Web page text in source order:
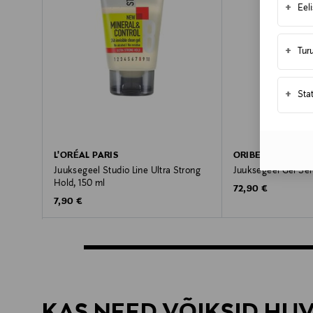
+
+
+
L'ORÉAL PARIS
Juuksegeel Studio Line Ultra Strong
Hold, 150 ml
Original Price
7,90 €
ORIBE
Juuksegeel Gel
Original Price
72,90 €